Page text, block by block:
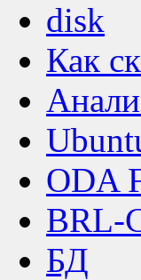
disk
Как
ODA
BRL-
БД